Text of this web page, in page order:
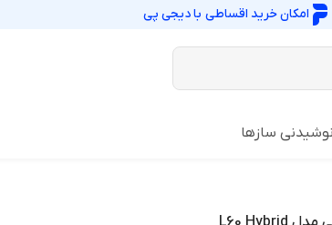
امکان خرید اقساطی بادیجی پی
نوشیدنی سازها